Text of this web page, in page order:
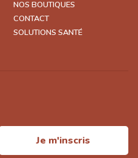
NOS BOUTIQUES
CONTACT
SOLUTIONS SANTÉ
Je m'inscris